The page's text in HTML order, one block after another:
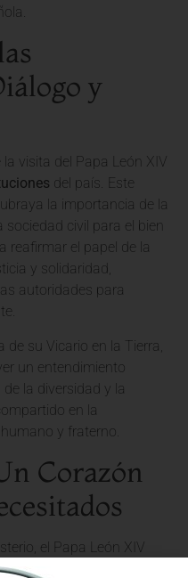
y
visita del Papa León XIV
del país. Este
la importancia de la
civil para el bien
reafirmar el papel de la
y solidaridad,
autoridades para
de su Vicario en la Tierra,
un entendimiento
la diversidad y la
en la
y fraterno.
Corazón
el Papa León XIV
periferias